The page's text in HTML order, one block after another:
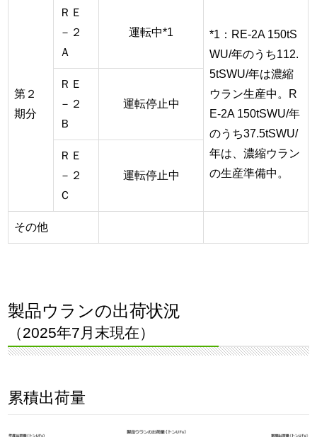
第２
期分
ＲＥ
－２
Ａ
運転中*1
*1：RE-2A 150tS
WU/年のうち112.
5tSWU/年は濃縮
ウラン生産中。R
E-2A 150tSWU/年
のうち37.5tSWU/
年は、濃縮ウラン
の生産準備中。
ＲＥ
－２
Ｂ
運転停止中
ＲＥ
－２
Ｃ
運転停止中
その他
製品ウランの出荷状況
（2025年7月末現在）
累積出荷量